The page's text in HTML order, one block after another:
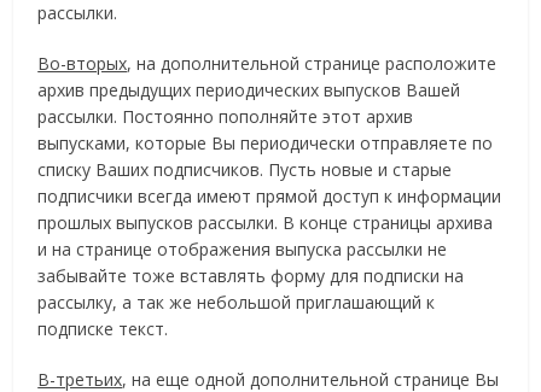
рассылки.
Во-вторых, на дополнительной странице расположите
архив предыдущих периодических выпусков Вашей
рассылки. Постоянно пополняйте этот архив
выпусками, которые Вы периодически отправляете по
списку Ваших подписчиков. Пусть новые и старые
подписчики всегда имеют прямой доступ к информации
прошлых выпусков рассылки. В конце страницы архива
и на странице отображения выпуска рассылки не
забывайте тоже вставлять форму для подписки на
рассылку, а так же небольшой приглашающий к
подписке текст.
В-третьих, на еще одной дополнительной странице Вы